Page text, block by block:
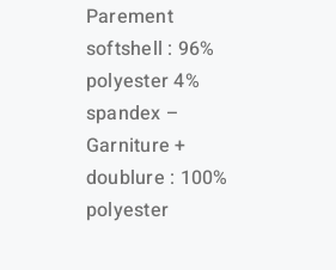
Parement
softshell : 96%
polyester 4%
spandex –
Garniture +
doublure : 100%
polyester